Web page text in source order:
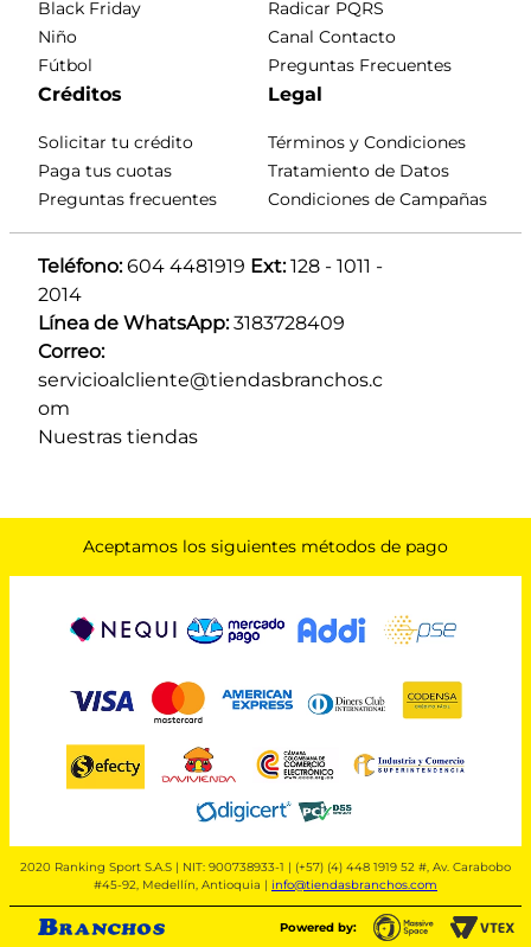
Black Friday
Niño
Fútbol
Radicar PQRS
Canal Contacto
Preguntas Frecuentes
Créditos
Solicitar tu crédito
Paga tus cuotas
Preguntas frecuentes
Legal
Términos y Condiciones
Tratamiento de Datos
Condiciones de Campañas
Teléfono: 604 4481919 Ext: 128 - 1011 -
2014
Línea de WhatsApp: 3183728409
Correo:
servicioalcliente@tiendasbranchos.c
om
Nuestras tiendas
Aceptamos los siguientes métodos de pago
2020 Ranking Sport S.A.S | NIT: 900738933-1 | (+57) (4) 448 1919 52 #, Av. Carabobo
#45-92, Medellín, Antioquia | info@tiendasbranchos.com
Powered by: